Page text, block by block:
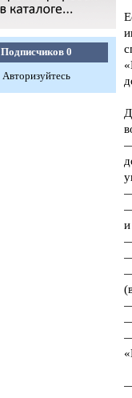
Подписчиков 0
Авторизуйтесь